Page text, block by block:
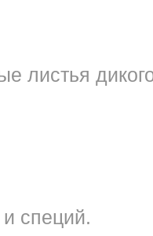
листья
специй.